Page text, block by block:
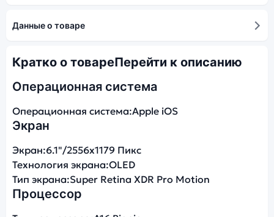
Данные о товаре
Кратко о товареПерейти к описанию
Операционная система
Операционная система:Apple iOS
Экран
Экран:6.1"/2556x1179 Пикс
Технология экрана:OLED
Тип экрана:Super Retina XDR Pro Motion
Процессор